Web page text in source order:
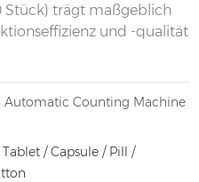
Stück) trägt maßgeblich
und -qualität
Automatic Counting Machine
/ Capsule / Pill /